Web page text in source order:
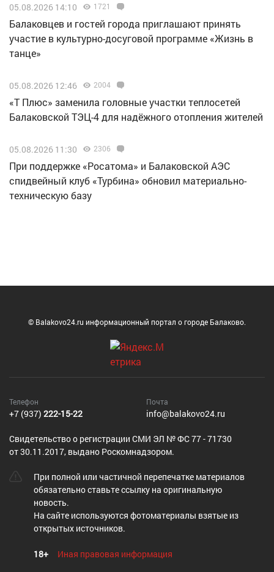
05.08.2026 14:10 1721
Балаковцев и гостей города приглашают принять
участие в культурно-досуговой программе «Жизнь в
танце»
05.08.2026 12:46 2004
«Т Плюс» заменила головные участки теплосетей
Балаковской ТЭЦ-4 для надёжного отопления жителей
05.08.2026 11:30 2306
При поддержке «Росатома» и Балаковской АЭС
спидвейный клуб «Турбина» обновил материально-
техническую базу
© Balakovo24.ru информационный портал о городе Балаково.
Телефон
+7 (937) 222-15-22
Почта
info@balakovo24.ru
Cвидетельство о регистрации СМИ ЭЛ № ФС 77 - 71730
от 30.11.2017, выдано Роскомнадзором.
При полной или частичной перепечатке материалов
обязательно ставьте ссылку на оригинальную
новость.
На сайте используются фотоматериалы взятые из
открытых источников.
18+ Иная правовая информация